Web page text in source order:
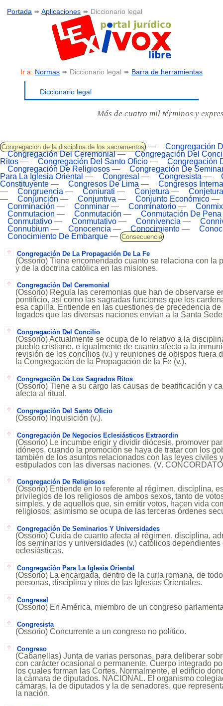
Portada ➠Aplicaciones ➠ Diccionario legal
Ir a: Normas ➠ Diccionario legal ➠ Barra de herramientas
Diccionario legal
Más de cuatro mil términos y
Congregacion de la disciplina de los sacramentos —
Congregación
Congregación Del Ceremonial—
Congregación Del
Ritos — Congregación Del Santo Oficio —
Congregación
Congregación De Religiosos —
Congregación De
Para La Iglesia Oriental — Congresal — Congresista —
Constituyente — Congresos De Lima —
Congresos
—
Congruencia — Coniurati — Conjetura —
Conjetura
—
Conjunción — Conjuntiva — Conjunto Económico —
Conminación — Conminar — Conminatorio —
Conmutacion — Conmutación — Conmutación De Pena
Conmutativo — Conmutativo — Connivencia —
Connubium — Conocencia — Conocimiento —
Conocimiento De Embarque — Consecuencia
Congregación De La Propagación De La Fe
(Ossorio) Tiene encomendado cuanto se relaciona con la
y de la doctrina católica en las misiones.
Congregación Del Ceremonial
(Ossorio) Regula las ceremonias que han de observarse
pontificio, así como las sagradas funciones que los
esa capilla. Entiende en las cuestiones de precedencia
legados que las diversas naciones envían a la Santa
Congregación Del Concilio
(Ossorio) Actualmente se ocupa de lo relativo a la
pueblo cristiano, e igualmente de cuanto afecta a la
revisión de los concilios (v.) y reuniones de obispos fuera
la Congregación de la Propagación de la Fe (v.).
Congregación De Los Sagrados Ritos
(Ossorio) Tiene a su cargo las causas de beatificación y
afecta al ritual.
Congregación Del Santo Oficio
(Ossorio) Inquisición (v.).
Congregación De Negocios Eclesiásticos Extraordin
(Ossorio) Le incumbe erigir y dividir diócesis, promover
idóneos, cuando la promoción se haya de tratar con los
también de los asuntos relacionados con las leyes civiles
estipulados con las diversas naciones. (V.
Congregación De Religiosos
(Ossorio) Entiende en lo referente al régimen, disciplina,
privilegios de los religiosos de ambos sexos, tanto de
simples, y de aquellos que, sin emitir votos, hacen vida
religiosos; asimismo se ocupa de las terceras órdenes
Congregación De Seminarios Y Universidades
(Ossorio) Cuida de cuanto afecta al régimen, disciplina,
los seminarios y universidades (v.) católicos
eclesiásticas.
Congregación Para La Iglesia Oriental
(Ossorio) La encargada, dentro de la curia romana, de
personas, disciplina y ritos de las Iglesias Orientales.
Congresal
(Ossorio) En América, miembro de un congreso
Congresista
(Ossorio) Concurrente a un congreso no político.
Congreso
(Cabanellas) Junta de varias personas, para deliberar
con carácter ocasional o permanente. Cuerpo integrado
los cuales forman las Cortes. Normalmente, el edificio
la cámara de diputados. NACIONAL. El organismo
cámaras, la de diputados y la de senadores, que
la nación.